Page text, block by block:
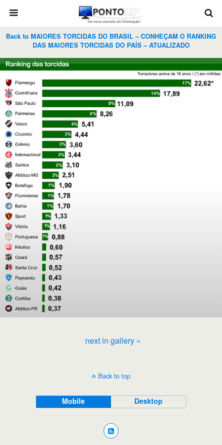
Back to MAIORES TORCIDAS DO BRASIL – CONHEÇAM O RANKING
DAS MAIORES TORCIDAS DO PAÍS – ATUALIZADO
next in gallery »
Back to top
Mobile Desktop